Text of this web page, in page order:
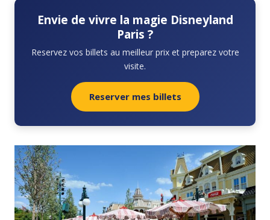
Envie de vivre la magie Disneyland
Paris ?
Reservez vos billets au meilleur prix et preparez votre
visite.
Reserver mes billets